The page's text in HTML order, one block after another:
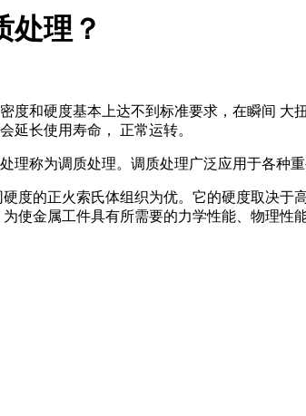
理？
的密度和硬度基本上达不到标准要求，在瞬间 大
长使用寿命， 正常运转。
调质处理。调质处理广泛应用于各种重要的
度的正火索氏体组织为优。它的硬度取决于
使金属工件具有所需要的力学性能、物理性能